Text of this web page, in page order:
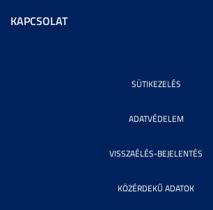
KAPCSOLAT
SÜTIKEZELÉS
ADATVÉDELEM
VISSZAÉLÉS-BEJELENTÉS
KÖZÉRDEKŰ ADATOK